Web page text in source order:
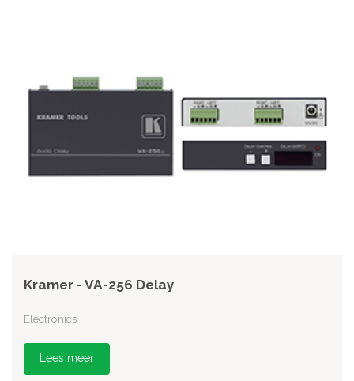
Kramer - VA-256 Delay
Electronics
Lees meer